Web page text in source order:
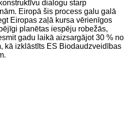
dialogu starp
Eiropā šis process galu galā
Eiropas zaļā kursa vērienīgos
planētas iespēju robežās,
gadu laikā aizsargājot 30 % no
kā izklāstīts ES Biodaudzveidības